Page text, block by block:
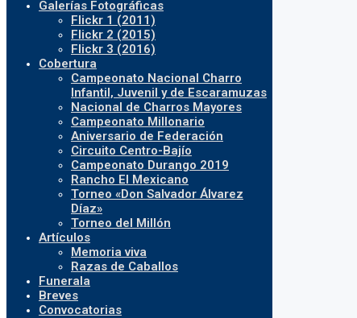
Galerías Fotográficas
Flickr 1 (2011)
Flickr 2 (2015)
Flickr 3 (2016)
Cobertura
Campeonato Nacional Charro
Infantil, Juvenil y de Escaramuzas
Nacional de Charros Mayores
Campeonato Millonario
Aniversario de Federación
Circuito Centro-Bajío
Campeonato Durango 2019
Rancho El Mexicano
Torneo «Don Salvador Álvarez
Díaz»
Torneo del Millón
Artículos
Memoria viva
Razas de Caballos
Funerala
Breves
Convocatorias